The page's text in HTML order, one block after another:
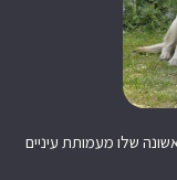
שלו מעמותת עיניים